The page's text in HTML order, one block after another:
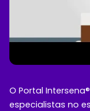
O Portal
especialistas no